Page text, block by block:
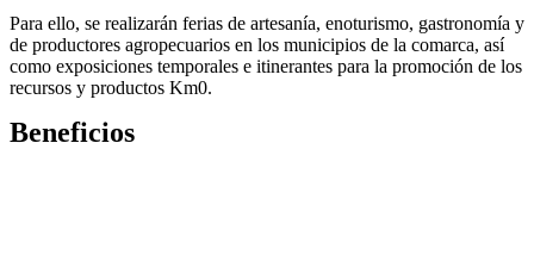
Para ello, se realizarán ferias de artesanía, enoturismo, gastronomía y
de productores agropecuarios en los municipios de la comarca, así
como exposiciones temporales e itinerantes para la promoción de los
recursos y productos Km0.
Beneficios